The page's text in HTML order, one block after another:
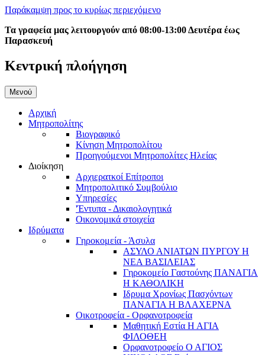
Παράκαμψη προς το κυρίως περιεχόμενο
Τα γραφεία μας λειτουργούν από 08:00-13:00 Δευτέρα έως
Παρασκευή
Κεντρική πλοήγηση
Μενού
Αρχική
Μητροπολίτης
Βιογραφικό
Κίνηση Μητροπολίτου
Προηγούμενοι Μητροπολίτες Ηλείας
Διοίκηση
Αρχιερατκοί Επίτροποι
Μητροπολιτικό Συμβούλιο
Υπηρεσίες
'Έντυπα - Δικαιολογητικά
Οικονομικά στοιχεία
Ιδρύματα
Γηροκομεία - Άσυλα
ΑΣΥΛΟ ΑΝΙΑΤΩΝ ΠΥΡΓΟΥ Η
ΝΕΑ ΒΑΣΙΛΕΙΑΣ
Γηροκομείο Γαστούνης ΠΑΝΑΓΙΑ
Η ΚΑΘΟΛΙΚΗ
Ιδρυμα Χρονίως Πασχόντων
ΠΑΝΑΓΙΑ Η ΒΛΑΧΕΡΝΑ
Οικοτροφεία - Ορφανοτροφεία
Μαθητική Εστία Η ΑΓΙΑ
ΦΙΛΟΘΕΗ
Ορφανοτροφείο Ο ΑΓΙΟΣ